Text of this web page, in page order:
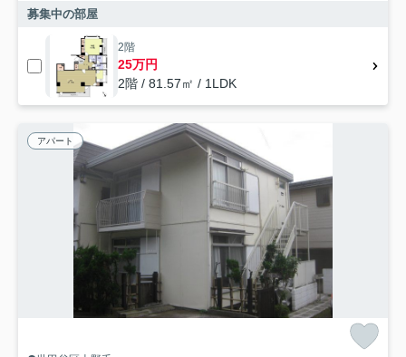
募集中の部屋
2階
25万円
2階 / 81.57㎡ / 1LDK
アパート